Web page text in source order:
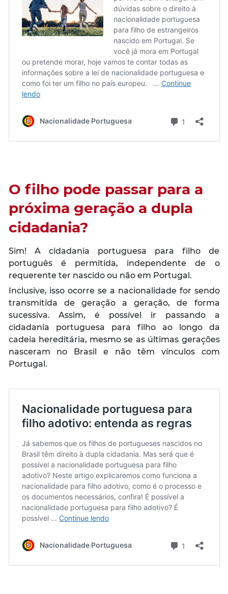
O filho pode passar para a
próxima geração a dupla
cidadania?
Sim! A cidadania portuguesa para filho de
português é permitida, independente de o
requerente ter nascido ou não em Portugal.
Inclusive, isso ocorre se a nacionalidade for sendo
transmitida de geração a geração, de forma
sucessiva. Assim, é possível ir passando a
cidadania portuguesa para filho ao longo da
cadeia hereditária, mesmo se as últimas gerações
nasceram no Brasil e não têm vínculos com
Portugal.